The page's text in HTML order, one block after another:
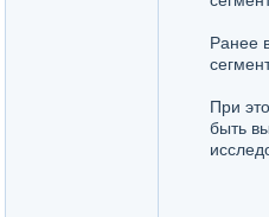
Ранее
При
быть